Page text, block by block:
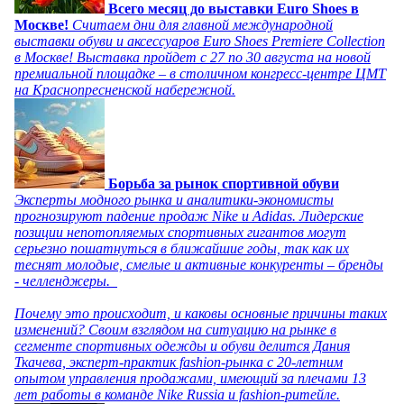
Всего месяц до выставки Euro Shoes в
Москве! Считаем дни для главной международной
выставки обуви и аксессуаров Euro Shoes Premiere Collection
в Москве! Выставка пройдет с 27 по 30 августа на новой
премиальной площадке – в столичном конгресс-центре ЦМТ
на Краснопресненской набережной.
Борьба за рынок спортивной обуви
Эксперты модного рынка и аналитики-экономисты
прогнозируют падение продаж Nike и Adidas. Лидерские
позиции непотопляемых спортивных гигантов могут
серьезно пошатнуться в ближайшие годы, так как их
теснят молодые, смелые и активные конкуренты – бренды
- челленджеры.
Почему это происходит, и каковы основные причины таких
изменений? Своим взглядом на ситуацию на рынке в
сегменте спортивных одежды и обуви делится Дания
Ткачева, эксперт-практик fashion-рынка с 20-летним
опытом управления продажами, имеющий за плечами 13
лет работы в команде Nike Russia и fashion-ритейле.